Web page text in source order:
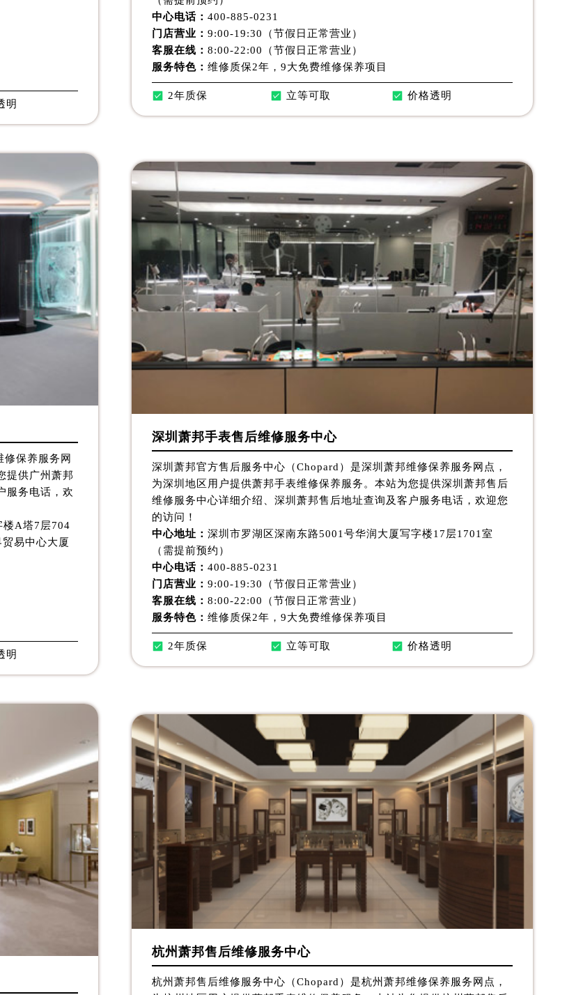
中心（需提前预约）
（需提前预约）
（需提前预约）
（需提前预约）
心（需提前预约）
心（需提前预约）
心（需提前预约）
中心（需提前预约）
邦售后服务中心（需提前预约）
（需提前预约）
（需提前预约）
（需提前预约）
需提前预约）
（需提前预约）
中心（需提前预约）
萧邦售后服务中心（需提前预约）
（需提前预约）
务中心（需提前预约）
需提前预约）
需提前预约）
需提前预约）
需提前预约）
需提前预约）
（需提前预约）
（需提前预约）
（需提前预约）
（需提前预约）
心（需提前预约）
需提前预约）
邦售后服务中心（需提前预约）
授权店1楼萧邦售后服务中心（需提前预约）
授权店1楼萧邦售后服务中心（需提前预约）
D座11层1102室萧邦售后服务中心（北京总部）（需提前预约）
售后服务中心（需提前预约）
售后服务中心（需提前预约）
服务中心（需提前预约）
百货名表维修萧邦售后服务中心（需提前预约）
中心（需提前预约）
售后服务中心（需提前预约）
后服务中心（需提前预约）
服务中心（需提前预约）
服务中心（需提前预约）
后服务中心（需提前预约）
额尔敦路交叉口萧邦售后服务中心（需提前预约）
售后服务中心（需提前预约）
需提前预约）
需提前预约）
明
中心电话： 400-885-0231
门店营业： 9:00-19:30（节假日正常营业）
客服在线： 8:00-22:00（节假日正常营业）
服务特色： 维修质保2年，9大免费维修保养项目
2年质保 立等可取 价格透明
保养服务网
提供广州萧邦
服务电话，欢
楼A塔7层704
易中心大厦
明
深圳萧邦手表售后维修服务中心
深圳萧邦官方售后服务中心（Chopard）是深圳萧邦维修保养服务网点，
为深圳地区用户提供萧邦手表维修保养服务。本站为您提供深圳萧邦售后
维修服务中心详细介绍、深圳萧邦售后地址查询及客户服务电话，欢迎您
的访问！
中心地址： 深圳市罗湖区深南东路5001号华润大厦写字楼17层1701室
（需提前预约）
中心电话： 400-885-0231
门店营业： 9:00-19:30（节假日正常营业）
客服在线： 8:00-22:00（节假日正常营业）
服务特色： 维修质保2年，9大免费维修保养项目
2年质保 立等可取 价格透明
杭州萧邦售后维修服务中心
杭州萧邦售后维修服务中心（Chopard）是杭州萧邦维修保养服务网点，